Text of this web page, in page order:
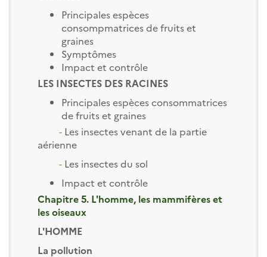
Principales espèces
consompmatrices de fruits et
graines
Symptômes
Impact et contrôle
LES INSECTES DES RACINES
Principales espèces consommatrices
de fruits et graines
-Les insectes venant de la partie
aérienne
-Les insectes du sol
Impact et contrôle
Chapitre 5. L'homme, les mammifères et
les oiseaux
L'HOMME
La pollution